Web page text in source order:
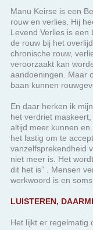
Manu Keirse is een
rouw en verlies. Hij
Levend Verlies is een
de rouw bij het
chronische rouw,
veroorzaakt kan
aandoeningen. Maar
baan kunnen
En daar herken ik
het verdriet
altijd meer kunnen
het lastig om te
vanzelfsprekendheid
niet meer is. Het
dit het is” .
werkwoord is en
LUISTEREN,
Het lijkt er regelmatig
met het verdriet van
jouw eigen
overkomen om een
veranderen? Verdriet
gevoel geven. Men
geneigd in
Luisteren, daarmee
de ander, ook nog
verschil zijn. Verdriet